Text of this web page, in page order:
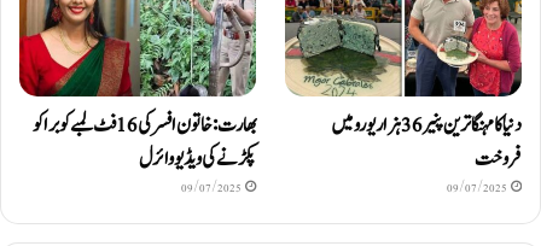
دنیا کا مہنگا ترین پنیر 36 ہزار یورو میں
فروخت
09/07/2025
بھارت: خاتون افسر کی 16 فٹ لمبے کوبرا کو
پکڑنے کی ویڈیو وائرل
09/07/2025